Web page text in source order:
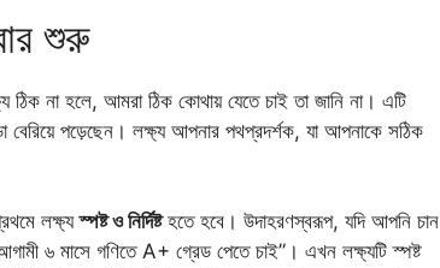
শুরু
ঠিক না হলে, আমরা ঠিক কোথায় যেতে চাই তা জানি না। এটি
বেরিয়ে পড়েছেন। লক্ষ্য আপনার পথপ্রদর্শক, যা আপনাকে সঠিক
লক্ষ্যস্পষ্ট ও নির্দিষ্টহতে হবে। উদাহরণস্বরূপ, যদি আপনি চান
৬ মাসে গণিতে A+ গ্রেড পেতে চাই”। এখন লক্ষ্যটি স্পষ্ট